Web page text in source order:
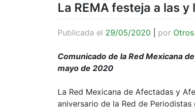
La REMA festeja a las
Publicada el 29/05/2020 por
Comunicado de la Red Mexicana
mayo de 2020
La Red Mexicana de Afectadas y
aniversario de la Red de